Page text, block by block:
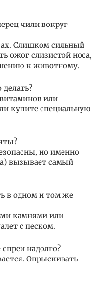
чили вокруг
Слишком сильный
ожог слизистой носа,
к животному.
витаминов или
купите специальную
но именно
вызывает самый
в одном и том же
камнями или
с песком.
надолго?
Опрыскивать